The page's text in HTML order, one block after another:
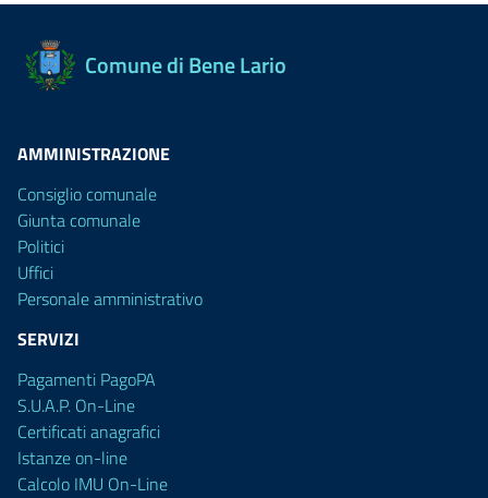
Comune di Bene Lario
AMMINISTRAZIONE
Consiglio comunale
Giunta comunale
Politici
Uffici
Personale amministrativo
SERVIZI
Pagamenti PagoPA
S.U.A.P. On-Line
Certificati anagrafici
Istanze on-line
Calcolo IMU On-Line